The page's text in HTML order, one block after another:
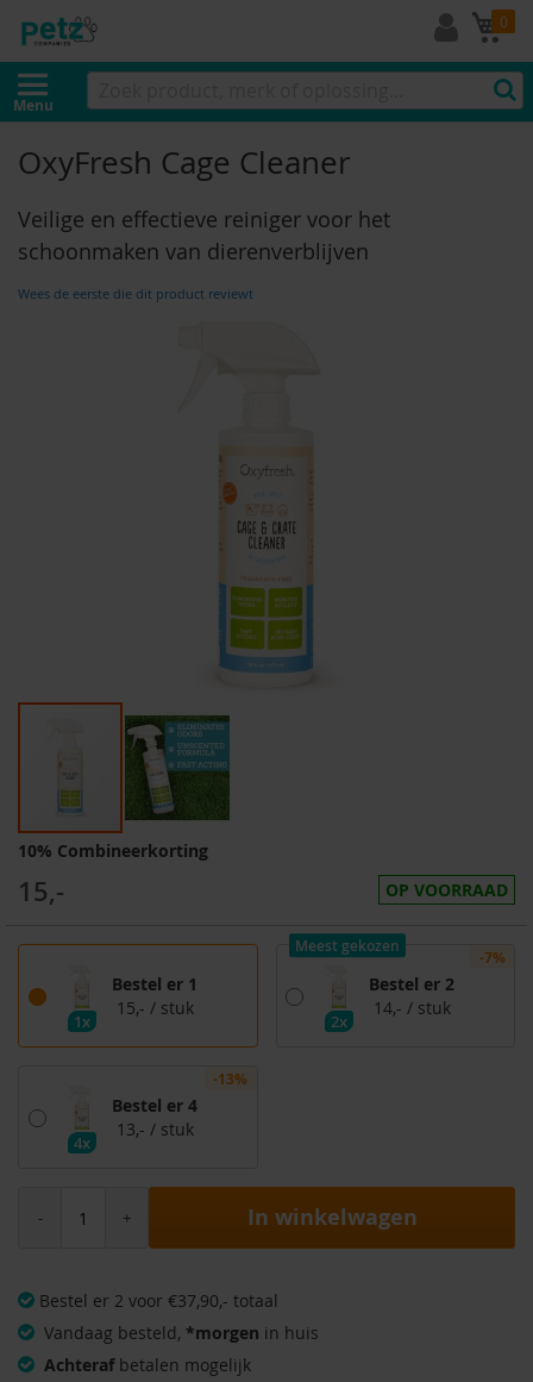
0
Menu
OxyFresh Cage Cleaner
Veilige en effectieve reiniger voor het
schoonmaken van dierenverblijven
Wees de eerste die dit product reviewt
10% Combineerkorting
15,- OP VOORRAAD
1x
Bestel er 1
15,- / stuk
-7%
Meest gekozen
2x
Bestel er 2
14,- / stuk
-13%
4x
Bestel er 4
13,- / stuk
In winkelwagen
Bestel er 2 voor €37,90,- totaal
Vandaag besteld, *morgen in huis
Achterafbetalen mogelijk